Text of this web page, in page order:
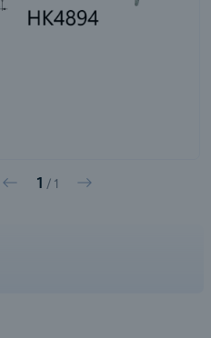
Vorige
1 / 1 Volgende